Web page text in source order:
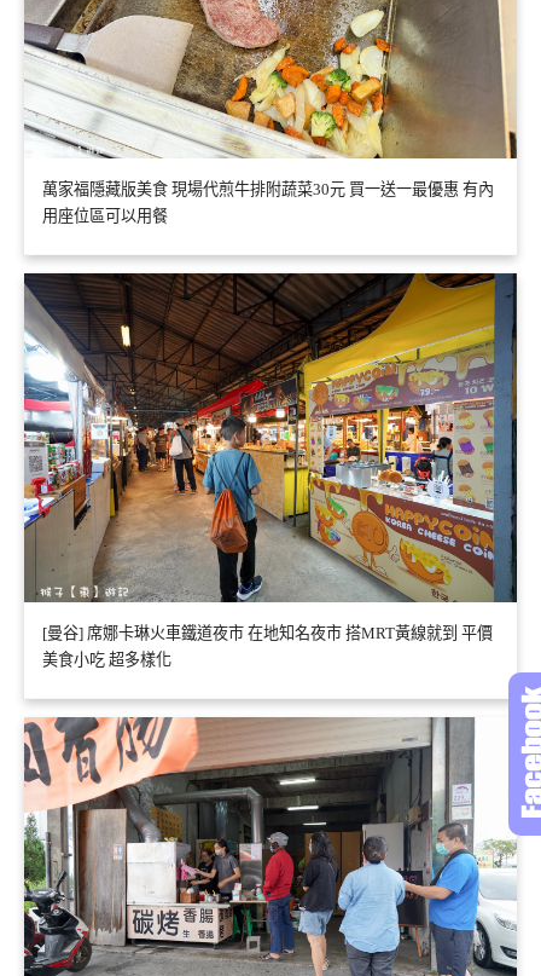
萬家福隱藏版美食 現場代煎牛排附蔬菜30元 買一送一最優惠 有內
用座位區可以用餐
[曼谷] 席娜卡琳火車鐵道夜市 在地知名夜市 搭MRT黃線就到 平價
美食小吃 超多樣化